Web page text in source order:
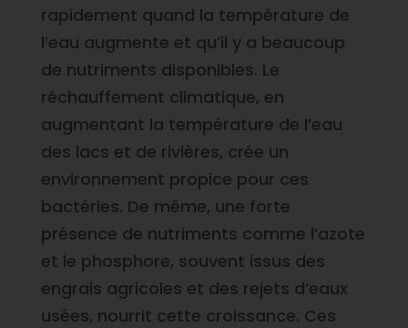
rapidement quand la température de
l’eau augmente et qu’il y a beaucoup
de nutriments disponibles. Le
réchauffement climatique, en
augmentant la température de l’eau
des lacs et de rivières, crée un
environnement propice pour ces
bactéries. De même, une forte
présence de nutriments comme l’azote
et le phosphore, souvent issus des
engrais agricoles et des rejets d’eaux
usées, nourrit cette croissance. Ces